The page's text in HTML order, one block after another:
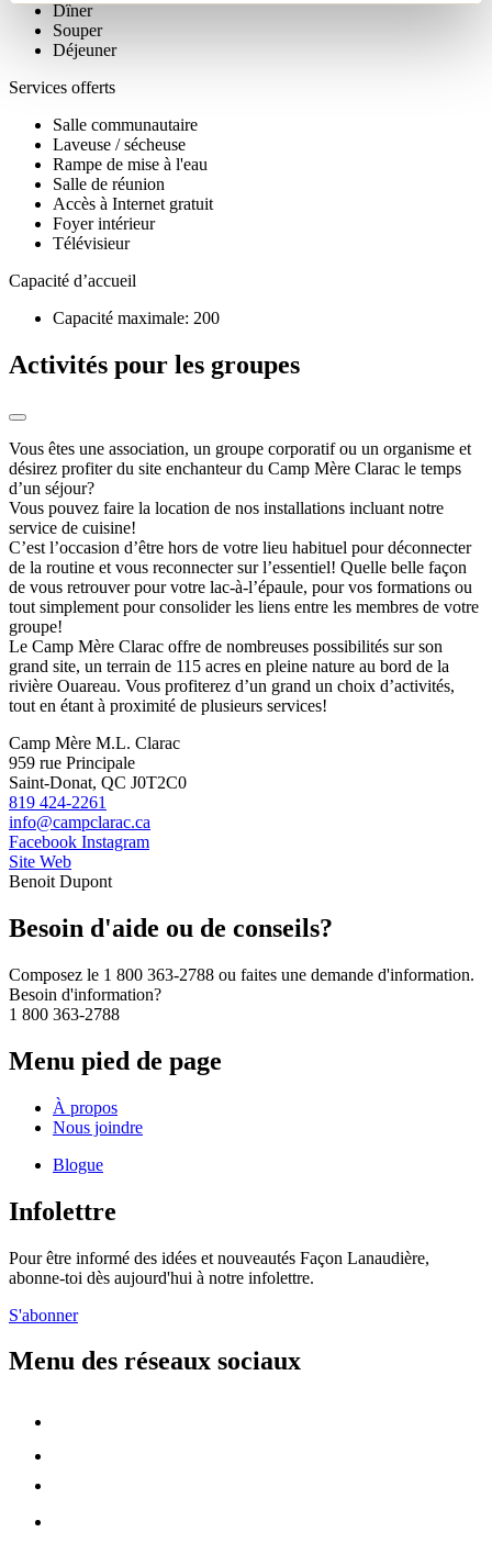
Dîner
Souper
Déjeuner
Services offerts
Salle communautaire
Laveuse / sécheuse
Rampe de mise à l'eau
Salle de réunion
Accès à Internet gratuit
Foyer intérieur
Télévisieur
Capacité d’accueil
Capacité maximale: 200
Activités pour les groupes
Vous êtes une association, un groupe corporatif ou un organisme et
désirez profiter du site enchanteur du Camp Mère Clarac le temps
d’un séjour?
Vous pouvez faire la location de nos installations incluant notre
service de cuisine!
C’est l’occasion d’être hors de votre lieu habituel pour déconnecter
de la routine et vous reconnecter sur l’essentiel! Quelle belle façon
de vous retrouver pour votre lac-à-l’épaule, pour vos formations ou
tout simplement pour consolider les liens entre les membres de votre
groupe!
Le Camp Mère Clarac offre de nombreuses possibilités sur son
grand site, un terrain de 115 acres en pleine nature au bord de la
rivière Ouareau. Vous profiterez d’un grand un choix d’activités,
tout en étant à proximité de plusieurs services!
Camp Mère M.L. Clarac
959 rue Principale
Saint-Donat, QC J0T2C0
819 424-2261
info@campclarac.ca
Facebook Instagram
Site Web
Benoit Dupont
Besoin d'aide ou de conseils?
Composez le 1 800 363-2788 ou faites une demande d'information.
Besoin d'information?
1 800 363-2788
Menu pied de page
À propos
Nous joindre
Blogue
Infolettre
Pour être informé des idées et nouveautés Façon Lanaudière,
abonne-toi dès aujourd'hui à notre infolettre.
S'abonner
Menu des réseaux sociaux